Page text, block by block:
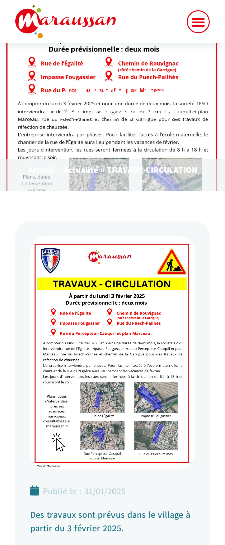
TRAVAUX-
CIRCULATION
Actualité»TRAVAUX-CIRCULATION
Publié le : 31/01/2025
Des travaux sont prévus dans le village à
partir du 3 février 2025.